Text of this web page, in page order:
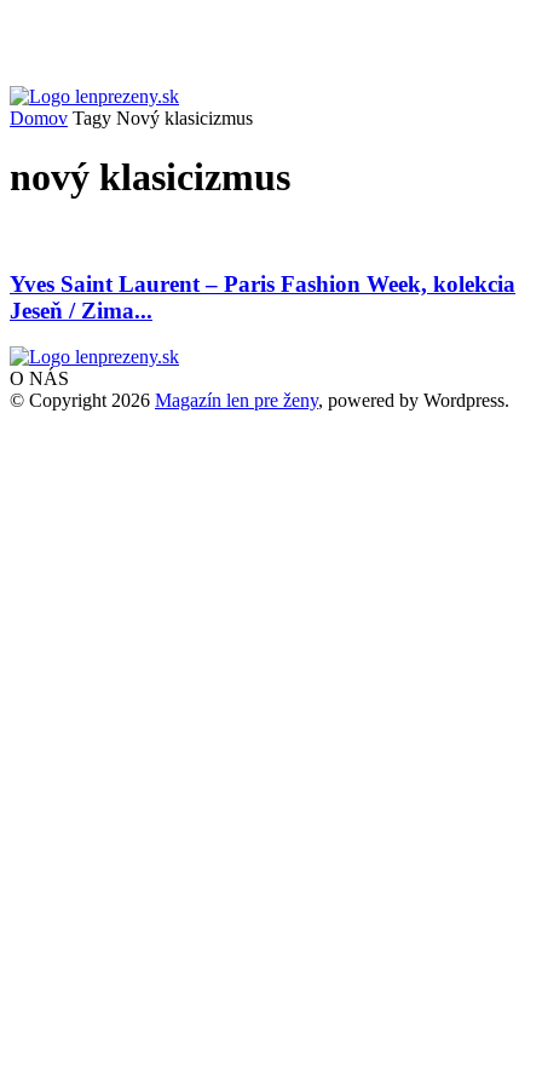
Domov Tagy Nový klasicizmus
nový klasicizmus
Yves Saint Laurent – Paris Fashion Week, kolekcia
Jeseň / Zima...
O NÁS
© Copyright 2026 Magazín len pre ženy, powered by Wordpress.